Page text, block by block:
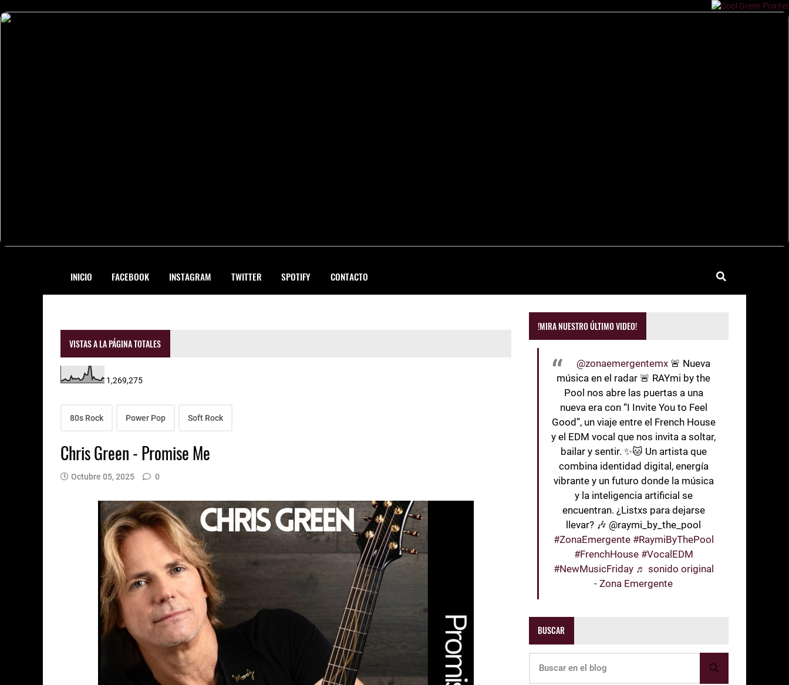
INICIO FACEBOOK INSTAGRAM TWITTER SPOTIFY CONTACTO
VISTAS A LA PÁGINA TOTALES
1,269,275
80s Rock Power Pop Soft Rock
Chris Green - Promise Me
Octubre 05, 2025 0
!MIRA NUESTRO ÚLTIMO VIDEO!
@zonaemergentemx 🚨 Nueva
música en el radar 🚨 RAYmi by the
Pool nos abre las puertas a una
nueva era con “I Invite You to Feel
Good”, un viaje entre el French House
y el EDM vocal que nos invita a soltar,
bailar y sentir. ✨🐱 Un artista que
combina identidad digital, energía
vibrante y un futuro donde la música
y la inteligencia artificial se
encuentran. ¿Listxs para dejarse
llevar? 🎶 @raymi_by_the_pool
#ZonaEmergente #RaymiByThePool
#FrenchHouse #VocalEDM
#NewMusicFriday ♬ sonido original
- Zona Emergente
BUSCAR